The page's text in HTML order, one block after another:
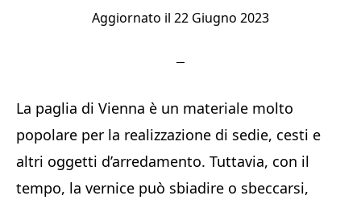
Aggiornato il 22 Giugno 2023
La paglia di Vienna è un materiale molto
popolare per la realizzazione di sedie, cesti e
altri oggetti d’arredamento. Tuttavia, con il
tempo, la vernice può sbiadire o sbeccarsi,